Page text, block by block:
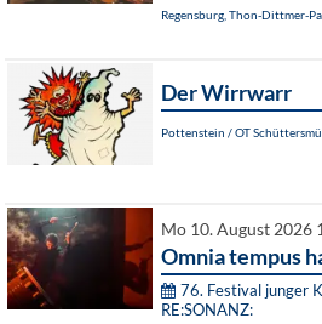
Regensburg, Thon-Dittmer-
Der Wirrwarr
Pottenstein / OT
Mo 10. August 2026
Omnia tempus
76. Festival junger
RE:SONANZ: